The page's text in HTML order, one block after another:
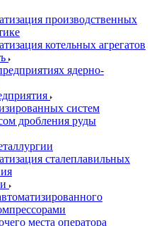
производственных
котельных агрегатов
ядерно-
систем
дробления руды
сталеплавильных
места оператора